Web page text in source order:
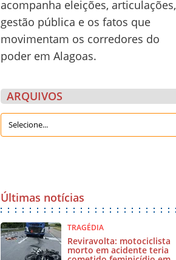
acompanha eleições, articulações,
gestão pública e os fatos que
movimentam os corredores do
poder em Alagoas.
ARQUIVOS
Últimas notícias
TRAGÉDIA
Reviravolta: motociclista
morto em acidente teria